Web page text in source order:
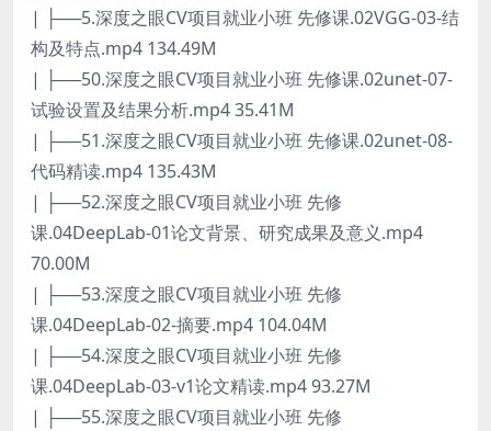
| ├──5.深度之眼CV项目就业小班 先修课.02VGG-03-结
构及特点.mp4 134.49M
| ├──50.深度之眼CV项目就业小班 先修课.02unet-07-
试验设置及结果分析.mp4 35.41M
| ├──51.深度之眼CV项目就业小班 先修课.02unet-08-
代码精读.mp4 135.43M
| ├──52.深度之眼CV项目就业小班 先修
课.04DeepLab-01论文背景、研究成果及意义.mp4
70.00M
| ├──53.深度之眼CV项目就业小班 先修
课.04DeepLab-02-摘要.mp4 104.04M
| ├──54.深度之眼CV项目就业小班 先修
课.04DeepLab-03-v1论文精读.mp4 93.27M
| ├──55.深度之眼CV项目就业小班 先修